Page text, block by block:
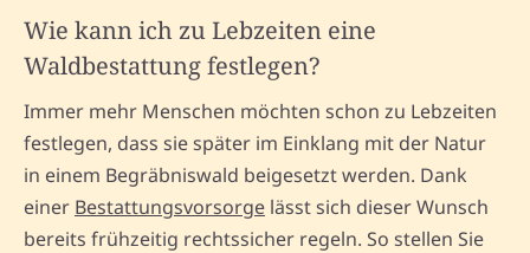
Wie kann ich zu Lebzeiten eine
Waldbestattung festlegen?
Immer mehr Menschen möchten schon zu Lebzeiten
festlegen, dass sie später im Einklang mit der Natur
in einem Begräbniswald beigesetzt werden. Dank
einer Bestattungsvorsorge lässt sich dieser Wunsch
bereits frühzeitig rechtssicher regeln. So stellen Sie